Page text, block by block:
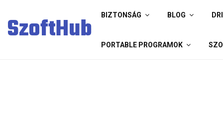
SzoftHub BIZTONSÁG BLOG
PORTABLE PROGRAMOK